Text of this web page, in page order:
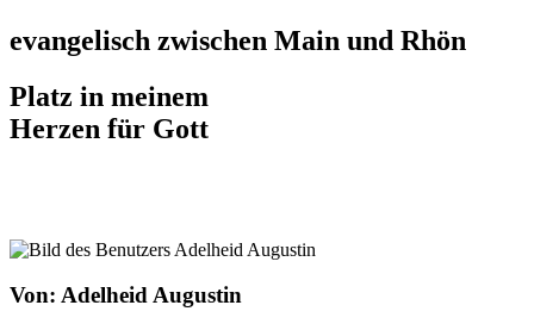
evangelisch zwischen Main und Rhön
Platz in meinem
Herzen für Gott
Von: Adelheid Augustin